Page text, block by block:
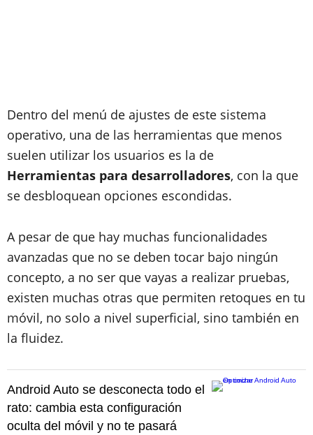
Dentro del menú de ajustes de este sistema
operativo, una de las herramientas que menos
suelen utilizar los usuarios es la de
Herramientas para desarrolladores, con la que
se desbloquean opciones escondidas.
A pesar de que hay muchas funcionalidades
avanzadas que no se deben tocar bajo ningún
concepto, a no ser que vayas a realizar pruebas,
existen muchas otras que permiten retoques en tu
móvil, no solo a nivel superficial, sino también en
la fluidez.
Android Auto se desconecta todo el
rato: cambia esta configuración
oculta del móvil y no te pasará